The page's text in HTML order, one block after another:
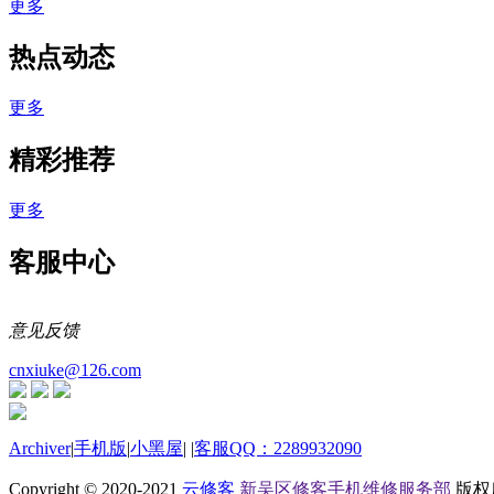
更多
热点动态
更多
精彩推荐
更多
客服中心
意见反馈
cnxiuke@126.com
Archiver|手机版|小黑屋| |客服QQ：2289932090
Copyright © 2020-2021 云修客 新吴区修客手机维修服务部 版权